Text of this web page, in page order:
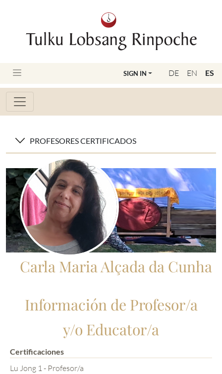
DE EN ES
SIGN IN
PROFESORES CERTIFICADOS
Carla Maria Alçada da Cunha
Información de Profesor/a
y/o Educator/a
Certificaciones
Lu Jong 1 - Profesor/a